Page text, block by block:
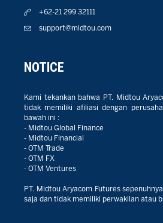
+62-21 299 32111
support@midtou.com
NOTICE
Kami tekankan bahwa PT. Midtou
tidak memiliki afiliasi dengan
bawah ini :
- Midtou Global Finance
- Midtou Financial
- OTM Trade
- OTM FX
- OTM Ventures
PT. Midtou Aryacom Futures
saja dan tidak memiliki perwakilan atau